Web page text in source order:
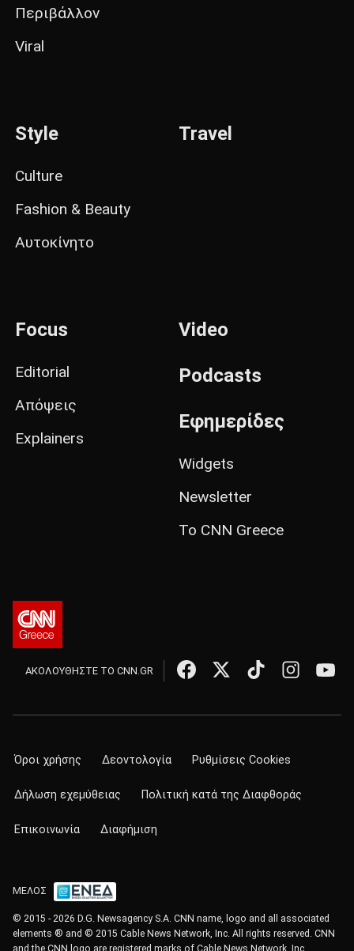
Περιβάλλον
Viral
Style
Culture
Fashion & Beauty
Αυτοκίνητο
Travel
Focus
Editorial
Απόψεις
Explainers
Video
Podcasts
Εφημερίδες
Widgets
Newsletter
Το CNN Greece
ΑΚΟΛΟΥΘΗΣΤΕ ΤΟ CNN.GR
Όροι χρήσης Δεοντολογία Ρυθμίσεις Cookies
Δήλωση εχεμύθειας Πολιτική κατά της Διαφθοράς
Επικοινωνία Διαφήμιση
ΜΕΛΟΣ
© 2015 - 2026 D.G. Newsagency S.A. CNN name, logo and all associated
elements ® and © 2015 Cable News Network, Inc. All rights reserved. CNN
and the CNN logo are registered marks of Cable News Network, Inc.,